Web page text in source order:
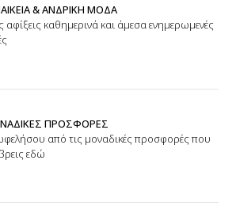
& ΑΝΔΡΙΚΗ ΜΟΔΑ
αφίξεις καθημερινά και άμεσα ενημερωμενές
ΠΡΟΣΦΟΡΕΣ
από τις μοναδικές προσφορές που
εδώ